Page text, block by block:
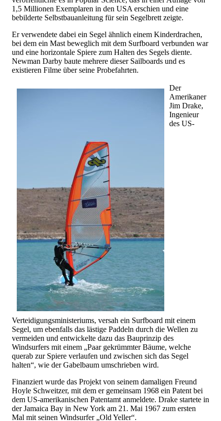
1,5 Millionen Exemplaren in den USA erschien und eine
bebilderte Selbstbauanleitung für sein Segelbrett zeigte.
Er verwendete dabei ein Segel ähnlich einem Kinderdrachen,
bei dem ein Mast beweglich mit dem Surfboard verbunden war
und eine horizontale Spiere zum Halten des Segels diente.
Newman Darby baute mehrere dieser Sailboards und es
existieren Filme über seine Probefahrten.
Der
Amerikaner
Jim Drake,
Ingenieur
des US-
Verteidigungsministeriums, versah ein Surfboard mit einem
Segel, um ebenfalls das lästige Paddeln durch die Wellen zu
vermeiden und entwickelte dazu das Bauprinzip des
Windsurfers mit einem „Paar gekrümmter Bäume, welche
querab zur Spiere verlaufen und zwischen sich das Segel
halten“, wie der Gabelbaum umschrieben wird.
Finanziert wurde das Projekt von seinem damaligen Freund
Hoyle Schweitzer, mit dem er gemeinsam 1968 ein Patent bei
dem US-amerikanischen Patentamt anmeldete. Drake startete in
der Jamaica Bay in New York am 21. Mai 1967 zum ersten
Mal mit seinen Windsurfer „Old Yeller“.